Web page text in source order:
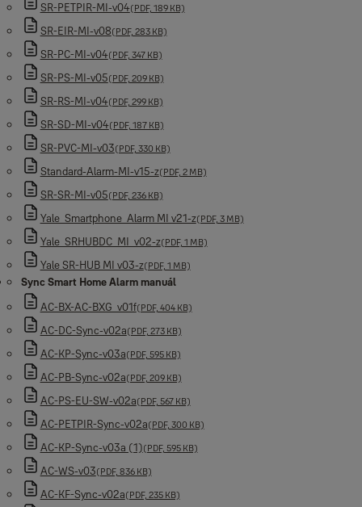
SR-PETPIR-MI-v04(PDF, 189 KB)
SR-EIR-MI-v08(PDF, 283 KB)
SR-PC-MI-v04(PDF, 347 KB)
SR-PS-MI-v05(PDF, 209 KB)
SR-RS-MI-v04(PDF, 299 KB)
SR-SD-MI-v04(PDF, 187 KB)
SR-PVC-MI-v03(PDF, 330 KB)
Standard-Alarm-MI-v15-z(PDF, 2 MB)
SR-SR-MI-v05(PDF, 236 KB)
Yale_Smartphone_Alarm MI v21-z(PDF, 3 MB)
Yale_SRHUBDC_MI_v02-z(PDF, 1 MB)
Yale SR-HUB MI v03-z(PDF, 1 MB)
Sync Smart Home Alarm manuál
AC-BX-AC-BXG_v01f(PDF, 404 KB)
AC-DC-Sync-v02a(PDF, 273 KB)
AC-KP-Sync-v03a(PDF, 595 KB)
AC-PB-Sync-v02a(PDF, 209 KB)
AC-PS-EU-SW-v02a(PDF, 567 KB)
AC-PETPIR-Sync-v02a(PDF, 300 KB)
AC-KP-Sync-v03a (1)(PDF, 595 KB)
AC-WS-v03(PDF, 836 KB)
AC-KF-Sync-v02a(PDF, 235 KB)